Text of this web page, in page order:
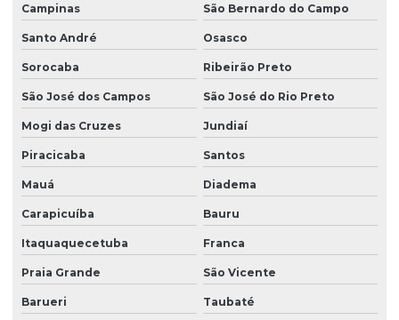
Empresa de limpeza de vidros
Empresa limpeza de vidros em altura
Empresa de limpeza de vidros e fachadas
Empresa de manutenção predial
Empresa de portaria e limpeza
Empresa de portaria e recepção
Empresa de portaria remota
Empresa de recepcionista terceirização
Campinas São Bernardo do Campo
Santo André Osasco
Sorocaba Ribeirão Preto
São José dos Campos São José do Rio Preto
Mogi das Cruzes Jundiaí
Piracicaba Santos
Mauá Diadema
Carapicuíba Bauru
Itaquaquecetuba Franca
Praia Grande São Vicente
Barueri Taubaté